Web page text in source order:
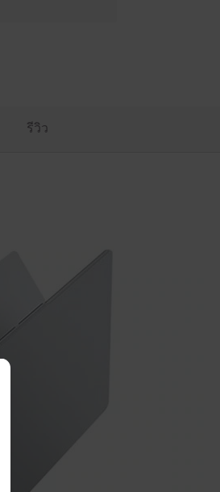
รีวิว